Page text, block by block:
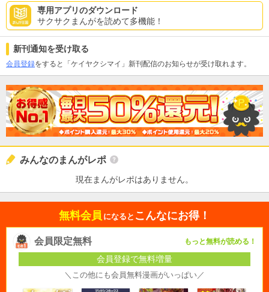
専用アプリのダウンロード
サクサクまんがを読めて多機能！
新刊通知を受け取る
会員登録をすると「ケイヤクシマイ」新刊配信のお知らせが受け取れます。
みんなのまんがレポ
現在まんがレポはありません。
無料会員 になると こんなにお得！
会員限定無料 もっと無料が読める！
会員登録で無料増量
＼この他にも会員無料漫画がいっぱい／